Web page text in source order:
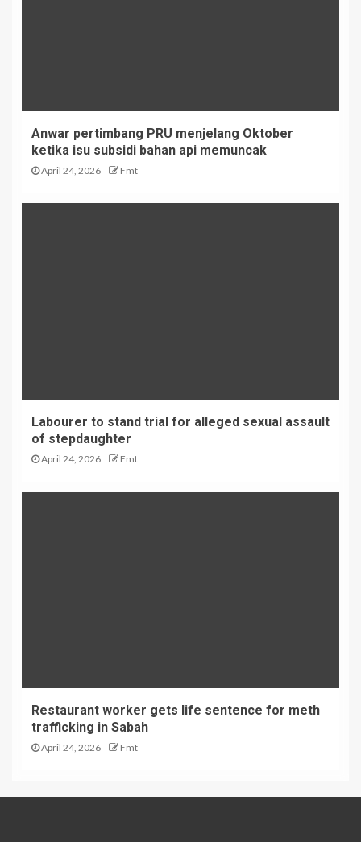
Anwar pertimbang PRU menjelang Oktober
ketika isu subsidi bahan api memuncak
April 24, 2026 Fmt
Labourer to stand trial for alleged sexual assault
of stepdaughter
April 24, 2026 Fmt
Restaurant worker gets life sentence for meth
trafficking in Sabah
April 24, 2026 Fmt